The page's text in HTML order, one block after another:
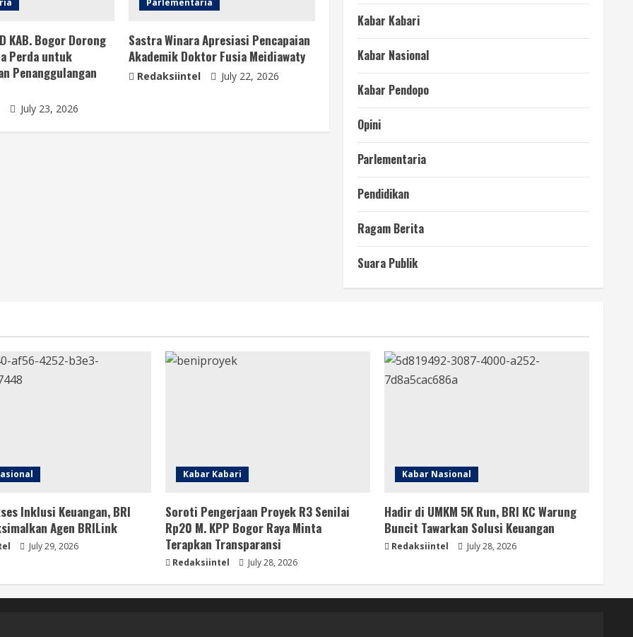
KAB. Bogor Dorong
Perda untuk
Penanggulangan
July 23, 2026
Parlementaria
Sastra Winara Apresiasi Pencapaian
Akademik Doktor Fusia Meidiawaty
Redaksiintel July 22, 2026
Kabar Kabari
Kabar Nasional
Kabar Pendopo
Opini
Parlementaria
Pendidikan
Ragam Berita
Suara Publik
Inklusi Keuangan, BRI
Agen BRILink
July 29, 2026
Kabar Kabari
Soroti Pengerjaan Proyek R3 Senilai
Rp20 M. KPP Bogor Raya Minta
Terapkan Transparansi
Redaksiintel July 28, 2026
Kabar Nasional
Hadir di UMKM 5K Run, BRI KC Warung
Buncit Tawarkan Solusi Keuangan
Redaksiintel July 28, 2026